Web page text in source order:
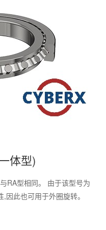
体型)
RA型相同。 由于该型号为
此也可用于外圈旋转。